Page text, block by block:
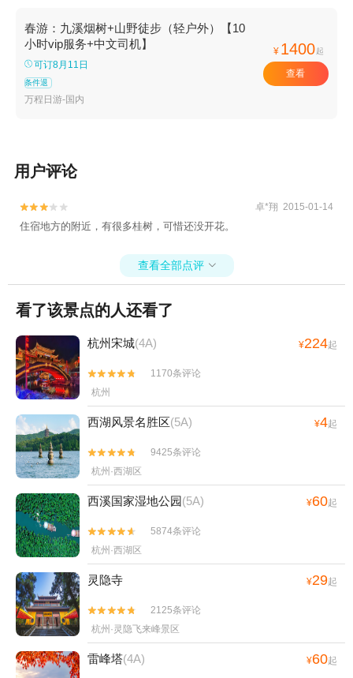
春游：九溪烟树+山野徒步（轻户外）【10
小时vip服务+中文司机】
可订8月11日
条件退
万程日游-国内
¥ 1400起
查看
用户评论

 卓*翔 2015-01-14
住宿地方的附近，有很多桂树，可惜还没开花。
查看全部点评 
看了该景点的人还看了
杭州宋城(4A) ¥224起


1170条评论
杭州
西湖风景名胜区(5A) ¥4起


9425条评论
杭州·西湖区
西溪国家湿地公园(5A) ¥60起


5874条评论
杭州·西湖区
灵隐寺 ¥29起


2125条评论
杭州·灵隐飞来峰景区
雷峰塔(4A) ¥60起